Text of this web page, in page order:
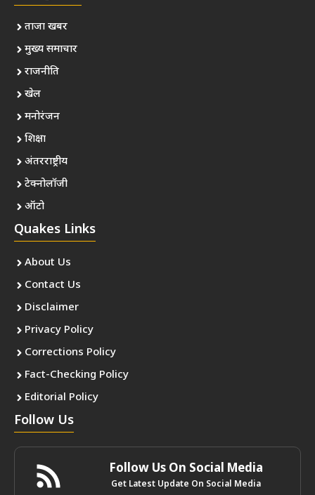
ताजा खबर
मुख्य समाचार
राजनीति
खेल
मनोरंजन
शिक्षा
अंतरराष्ट्रीय
टेक्नोलॉजी
ऑटो
Quakes Links
About Us
Contact Us
Disclaimer
Privacy Policy
Corrections Policy
Fact-Checking Policy
Editorial Policy
Follow Us
Follow Us On Social Media
Get Latest Update On Social Media